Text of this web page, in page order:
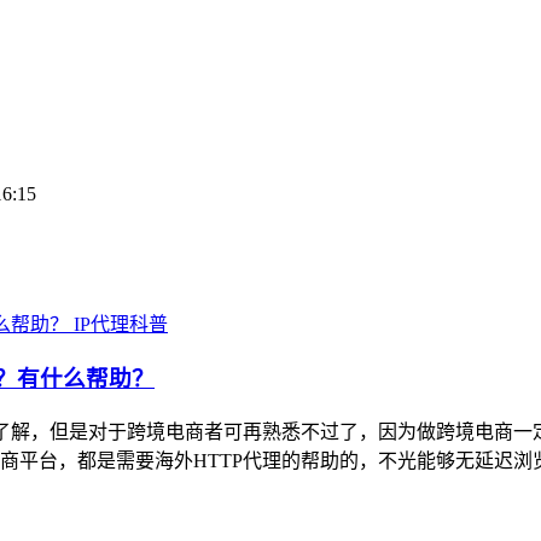
IP代理科普
有什么帮助？
，但是对于跨境电商者可再熟悉不过了，因为做跨境电商
平台，都是需要海外HTTP代理的帮助的，不光能够无延迟